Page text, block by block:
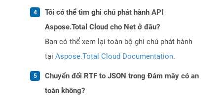
Tôi có thể tìm ghi chú phát hành API
Aspose.Total Cloud cho Net ở đâu?
Bạn có thể xem lại toàn bộ ghi chú phát hành
tại Aspose.Total Cloud Documentation.
Chuyển đổi RTF to JSON trong Đám mây có an
toàn không?